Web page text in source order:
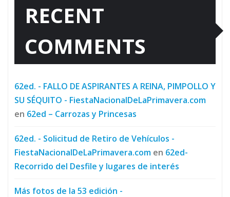
RECENT
COMMENTS
62ed. - FALLO DE ASPIRANTES A REINA, PIMPOLLO Y
SU SÉQUITO - FiestaNacionalDeLaPrimavera.com
en 62ed – Carrozas y Princesas
62ed. - Solicitud de Retiro de Vehículos -
FiestaNacionalDeLaPrimavera.com en 62ed-
Recorrido del Desfile y lugares de interés
Más fotos de la 53 edición -